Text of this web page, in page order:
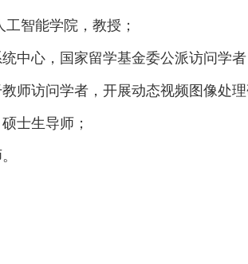
工智能学院，教授；
中心，国家留学基金委公派访问学
师访问学者，开展动态视频图像处理
士生导师；